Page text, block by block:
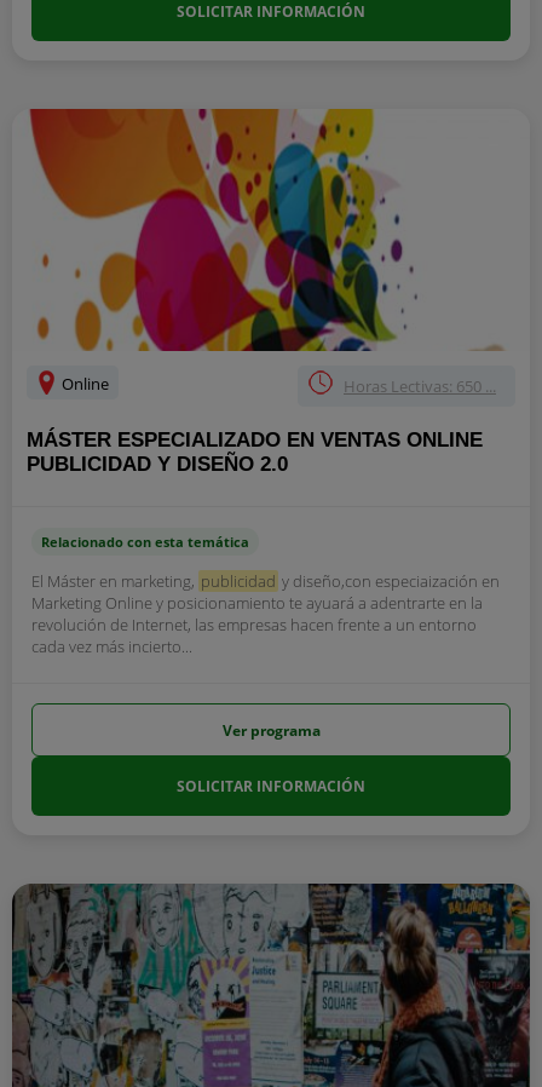
SOLICITAR INFORMACIÓN
Online Horas Lectivas: 650 ...
MÁSTER ESPECIALIZADO EN VENTAS ONLINE
PUBLICIDAD Y DISEÑO 2.0
Relacionado con esta temática
El Máster en marketing, publicidad y diseño,con especiaización en
Marketing Online y posicionamiento te ayuará a adentrarte en la
revolución de Internet, las empresas hacen frente a un entorno
cada vez más incierto...
Ver programa
SOLICITAR INFORMACIÓN